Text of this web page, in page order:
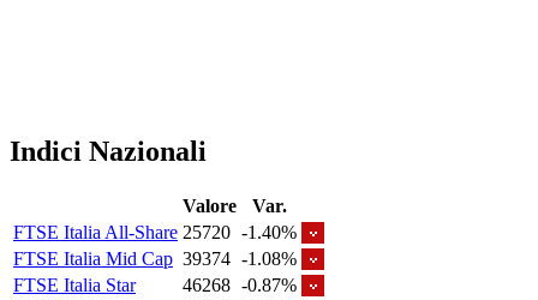
Indici Nazionali
Valore
Var.
FTSE Italia All-Share 25720 -1.40%
FTSE Italia Mid Cap 39374 -1.08%
FTSE Italia Star
46268 -0.87%